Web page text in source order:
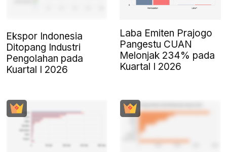
Ekspor Indonesia
Ditopang Industri
Pengolahan pada
Kuartal I 2026
Laba Emiten Prajogo
Pangestu CUAN
Melonjak 234% pada
Kuartal I 2026